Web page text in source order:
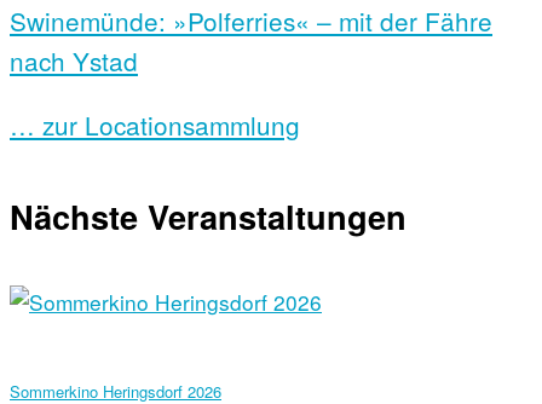
Swinemünde: »Polferries« – mit der Fähre
nach Ystad
… zur Locationsammlung
Nächste Veranstaltungen
Sommerkino Heringsdorf 2026